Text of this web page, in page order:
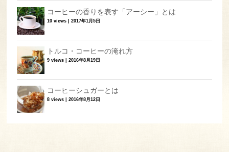
コーヒーの香りを表す「アーシー」とは
10 views |2017年1月5日
トルコ・コーヒーの淹れ方
9 views |2016年8月19日
コーヒーシュガーとは
8 views |2016年8月12日